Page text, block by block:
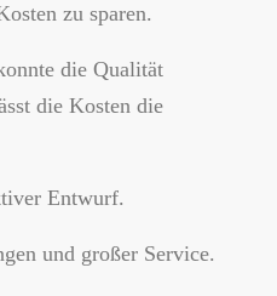
zu sparen.
die Qualität
die Kosten die
Entwurf.
und großer Service.